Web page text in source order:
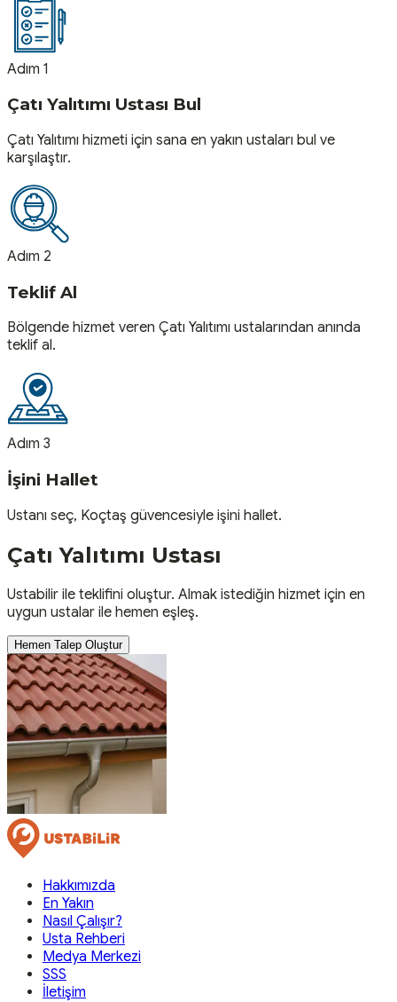
Adım 1
Çatı Yalıtımı Ustası Bul
Çatı Yalıtımı hizmeti için sana en yakın ustaları bul ve
karşılaştır.
Adım 2
Teklif Al
Bölgende hizmet veren Çatı Yalıtımı ustalarından anında
teklif al.
Adım 3
İşini Hallet
Ustanı seç, Koçtaş güvencesiyle işini hallet.
Çatı Yalıtımı Ustası
Ustabilir ile teklifini oluştur. Almak istediğin hizmet için en
uygun ustalar ile hemen eşleş.
Hemen Talep Oluştur
Hakkımızda
En Yakın
Nasıl Çalışır?
Usta Rehberi
Medya Merkezi
SSS
İletişim